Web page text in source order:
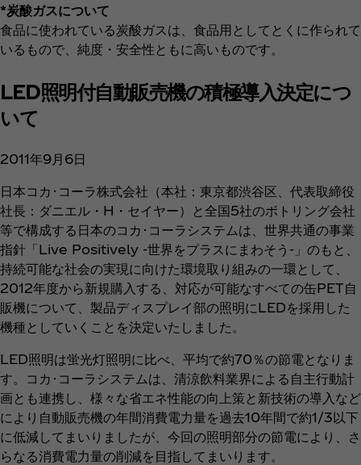
*炭酸ガスについて
食品に使われている炭酸ガスは、食品用としてとくに作られて
いるもので、純度・安全性ともに高いものです。
LED照明付自動販売機の積極導入決定につ
いて
2011年9月6日
日本コカ･コーラ株式会社（本社：東京都渋谷区、代表取締役
社長：ダニエル・H・セイヤー）と全国5社のボトリング会社
等で構成する日本のコカ･コーラシステムは、世界共通の事業
指針「Live Positively -世界をプラスにまわそう-」のもと、
持続可能な社会の実現に向けた環境取り組みの一環として、
2012年度から新規購入する、対応が可能なすべての缶PET自
販機について、製品ディスプレイ部の照明にLEDを採用した
機種としていくことを決定いたしました。
LED照明は蛍光灯照明に比べ、平均で約70％の節電となりま
す。コカ･コーラシステムは、清涼飲料業界による自主行動計
画とも連携し、様々な省エネ性能の向上策と新技術の導入など
により自動販売機の年間消費電力量を過去10年間で約1/3以下
に低減してまいりましたが、今回の照明部分の節電により、さ
らなる消費電力量の削減を目指してまいります。